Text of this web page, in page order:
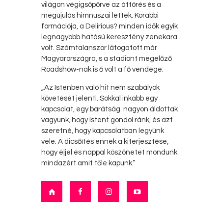
világon végigsöpörve az áttörés és a
megújulás himnuszai lettek. Korábbi
formációja, a Delirious? minden idők egyik
legnagyobb hatású keresztény zenekara
volt. Számtalanszor látogatott már
Magyarországra, s a stadiont megelőző
Roadshow-nak is ő volt a fő vendége.
„Az Istenben való hit nem szabályok
követését jelenti. Sokkal inkább egy
kapcsolat, egy barátság. nagyon áldottak
vagyunk, hogy Istent gondol ránk, és azt
szeretné, hogy kapcsolatban legyünk
vele. A dicsőítés ennek a kiterjesztése,
hogy éjjel és nappal köszönetet mondunk
mindazért amit tőle kapunk.”